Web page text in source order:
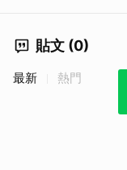
貼文 (0)
最新 熱門